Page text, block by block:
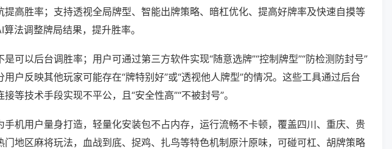
提高胜率；支持透视全局牌型、智能出牌策略、暗杠优化、提高好牌率及快速自摸等
法调整牌局结果，提升胜率。
是可以后台调胜率；用户可通过第三方软件实现“随意选牌”“控制牌型”“防检测防封号”
用户反映其他玩家可能存在“牌特别好”或“透视他人牌型”的情况。这些工具通过后台
等技术手段实现不平公，且“安全性高”“不被封号”。
手机用户量身打造，轻量化安装包不占内存，运行流畅不卡顿，覆盖四川、重庆、贵
门地区麻将玩法，血战到底、捉鸡、扎鸟等特色机制原汁原味，可碰可杠、胡牌策略